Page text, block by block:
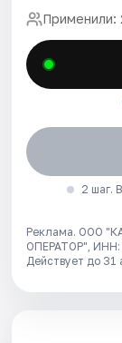
Применили:
2 шаг.
Реклама. ООО
ОПЕРАТОР", ИНН:
Действует до 31